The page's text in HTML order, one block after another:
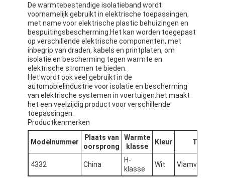
De warmtebestendige isolatieband wordt
voornamelijk gebruikt in elektrische toepassingen,
met name voor elektrische plastic behuizingen en
bespuitingsbescherming.Het kan worden toegepast
op verschillende elektrische componenten, met
inbegrip van draden, kabels en printplaten, om
isolatie en bescherming tegen warmte en
elektrische stromen te bieden.
Het wordt ook veel gebruikt in de
automobielindustrie voor isolatie en bescherming
van elektrische systemen in voertuigen.het maakt
het een veelzijdig product voor verschillende
toepassingen.
Productkenmerken
Modelnummer
Plaats van
oorsprong
Warmte
klasse
Kleur Type
4332 China
H-
klasse
Wit Vlamvertrager